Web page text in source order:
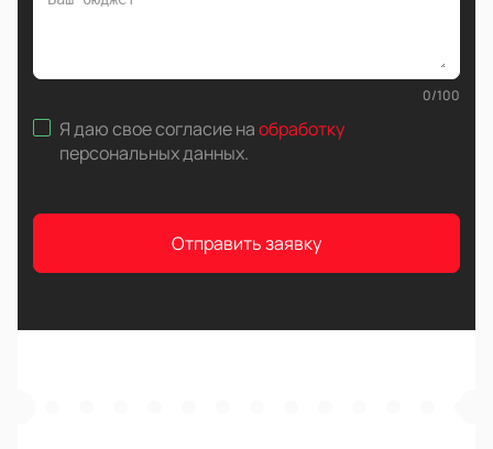
0/100
Я даю свое согласие наобработку
персональных данных.
Отправить заявку